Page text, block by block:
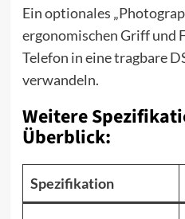
Ein optionales
ergonomischen Griff und
Telefon in eine tragbare
verwandeln.
Weitere
Überblick:
Spezifikation